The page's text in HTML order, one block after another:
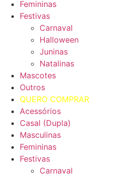
Femininas
Festivas
Carnaval
Halloween
Juninas
Natalinas
Mascotes
Outros
QUERO COMPRAR
Acessórios
Casal (Dupla)
Masculinas
Femininas
Festivas
Carnaval